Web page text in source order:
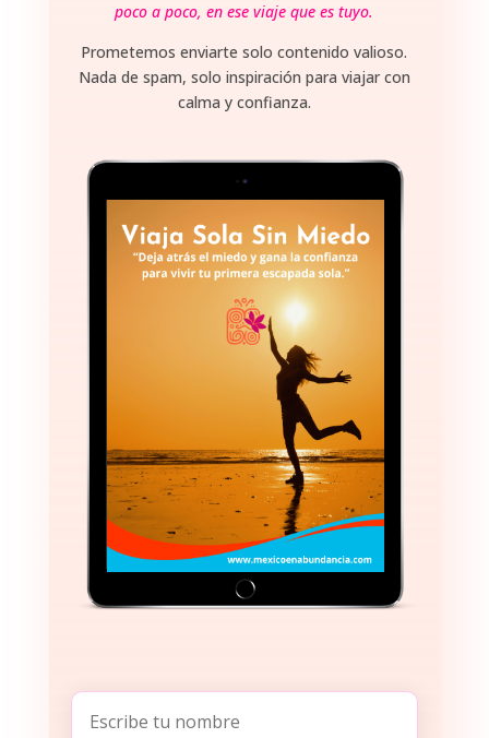
poco a poco, en ese viaje que es tuyo.
Prometemos enviarte solo contenido valioso.
Nada de spam, solo inspiración para viajar con
calma y confianza.